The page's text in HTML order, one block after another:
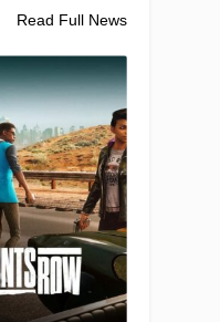
Read Full News